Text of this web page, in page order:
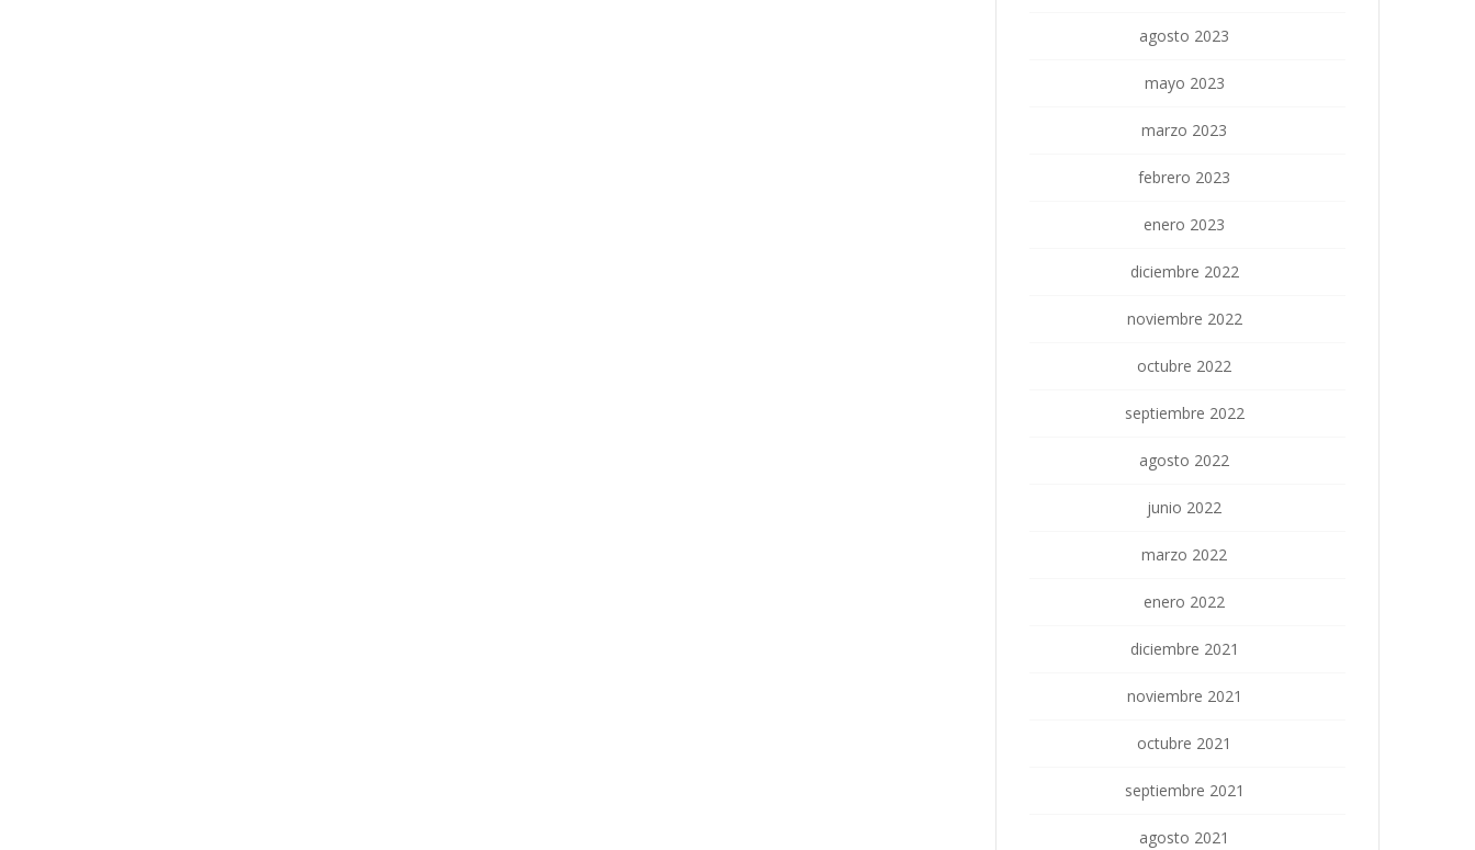
agosto 2023
mayo 2023
marzo 2023
febrero 2023
enero 2023
diciembre 2022
noviembre 2022
octubre 2022
septiembre 2022
agosto 2022
junio 2022
marzo 2022
enero 2022
diciembre 2021
noviembre 2021
octubre 2021
septiembre 2021
agosto 2021